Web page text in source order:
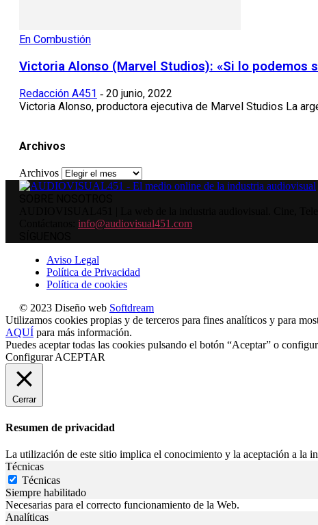
En Combustión
Victoria Alonso (Marvel Studios): «Si lo podemos
Redacción A451 - 20 junio, 2022
Victoria Alonso, productora ejecutiva de Marvel Studios La
Archivos
Archivos
info@audiovisual451.com
Aviso Legal
Política de Privacidad
Política de cookies
© 2023 Diseño web Softdream
Utilizamos cookies propias y de terceros para fines analíticos y para
AQUÍ para más información.
Puedes aceptar todas las cookies pulsando el botón “Aceptar” o
Configurar ACEPTAR
Cerrar
Resumen de privacidad
La utilización de este sitio implica el conocimiento y la aceptación a la
Técnicas
Técnicas
Siempre habilitado
Necesarias para el correcto funcionamiento de la Web.
Analíticas